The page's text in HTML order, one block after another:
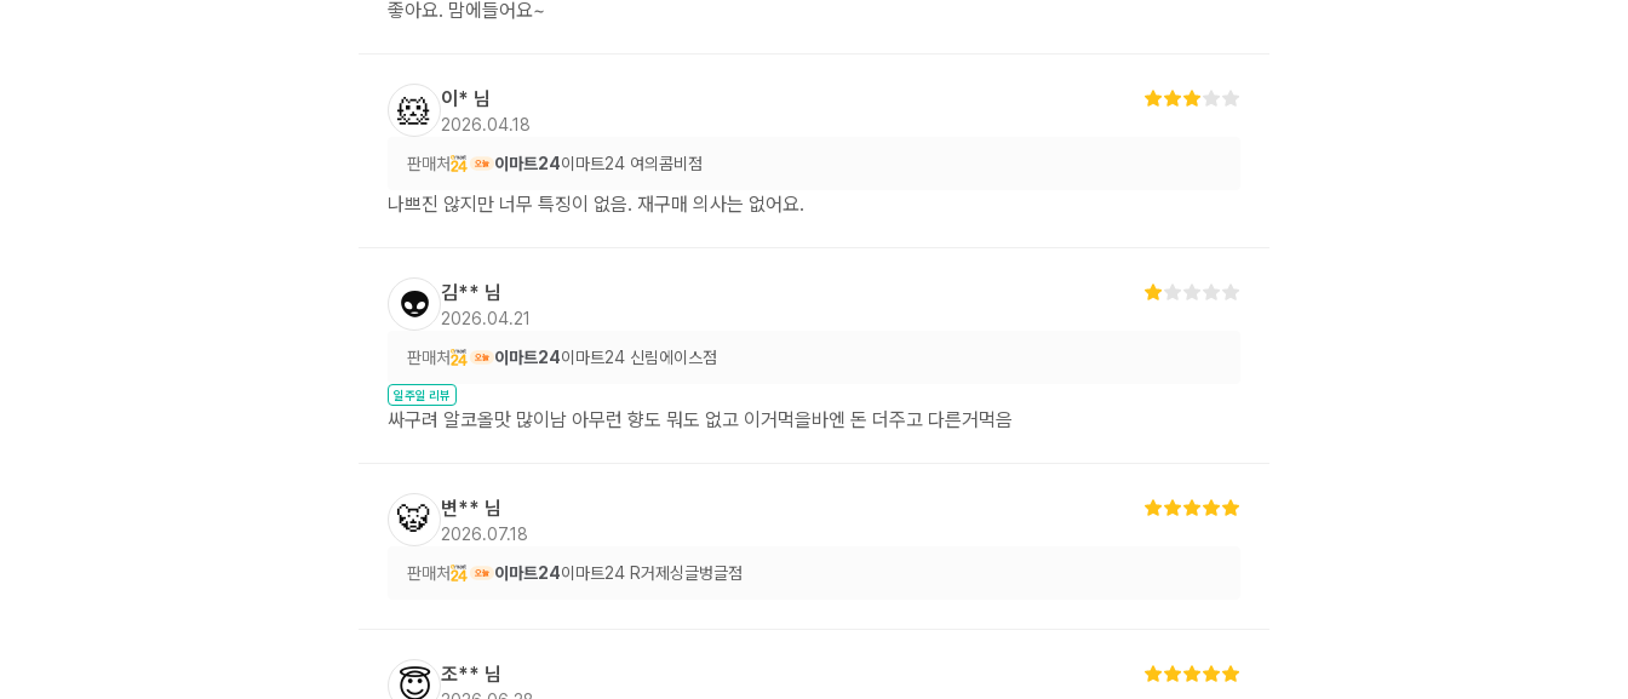
좋아요. 맘에들어요~
🐹 이* 님
2026.04.18
판매처 이마트24이마트24 여의콤비점
나쁘진 않지만 너무 특징이 없음. 재구매 의사는 없어요.
👽 김** 님
2026.04.21
판매처 이마트24이마트24 신림에이스점
일주일 리뷰
싸구려 알코올맛 많이남 아무런 향도 뭐도 없고 이거먹을바엔 돈 더주고 다른거먹음
🐯 변** 님
2026.07.18
판매처 이마트24이마트24 R거제싱글벙글점
😇 조** 님